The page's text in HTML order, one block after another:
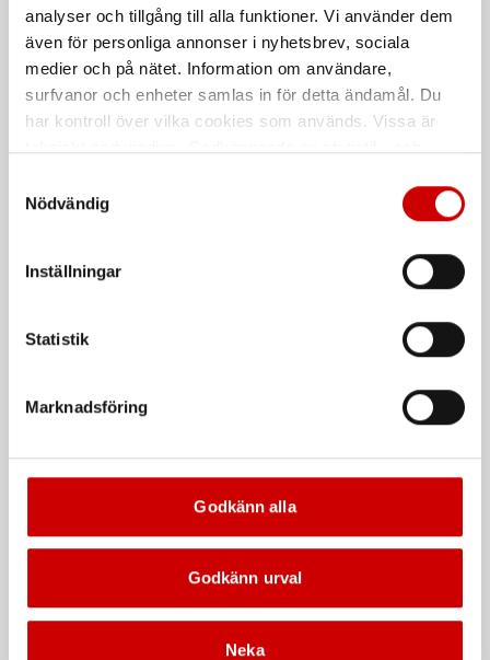
analyser och tillgång till alla funktioner. Vi använder dem
även för personliga annonser i nyhetsbrev, sociala
medier och på nätet. Information om användare,
surfvanor och enheter samlas in för detta ändamål. Du
har kontroll över vilka cookies som används. Vissa är
länder utanför EU med olika dataskyddsnormer. Genom
att godkänna samtycker du till sådana överföringar. Läs
Nödvändig
Inställningar
Statistik
Marknadsföring
Godkänn alla
Godkänn urval
Neka
Självhäftande kabelhållare av
polyamid
Plastlås svart & naturell
Buntband med metallås -
Thomas & Betts
Buntbandshållare 2,5 -
För buntning av kablar, slangar mm.
Kampanj